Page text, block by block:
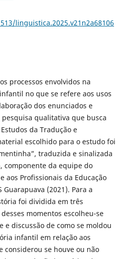
linguistica.2025.v21n2a68106
processos envolvidos na
no que se refere aos usos
dos enunciados e
qualitativa que busca
da Tradução e
escolhido para o estudo foi
traduzida e sinalizada
componente da equipe do
aos Profissionais da Educação
Guarapuava (2021). Para a
foi dividida em três
momentos escolheu-se
e discussão de como se moldou
infantil em relação aos
considerou se houve ou não